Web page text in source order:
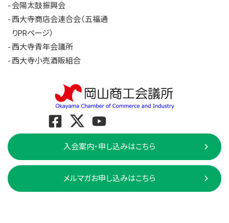
会陽太鼓振興会
西大寺商店会連合会（五福通
りPRページ）
西大寺青年会議所
西大寺小売酒販組合
入会案内・申し込みはこちら
メルマガお申し込みはこちら